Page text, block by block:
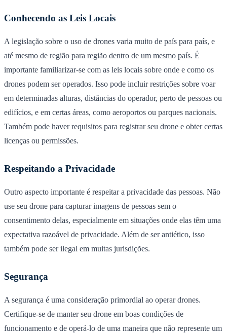
Conhecendo as Leis Locais
A legislação sobre o uso de drones varia muito de país para país, e
até mesmo de região para região dentro de um mesmo país. É
importante familiarizar-se com as leis locais sobre onde e como os
drones podem ser operados. Isso pode incluir restrições sobre voar
em determinadas alturas, distâncias do operador, perto de pessoas ou
edifícios, e em certas áreas, como aeroportos ou parques nacionais.
Também pode haver requisitos para registrar seu drone e obter certas
licenças ou permissões.
Respeitando a Privacidade
Outro aspecto importante é respeitar a privacidade das pessoas. Não
use seu drone para capturar imagens de pessoas sem o
consentimento delas, especialmente em situações onde elas têm uma
expectativa razoável de privacidade. Além de ser antiético, isso
também pode ser ilegal em muitas jurisdições.
Segurança
A segurança é uma consideração primordial ao operar drones.
Certifique-se de manter seu drone em boas condições de
funcionamento e de operá-lo de uma maneira que não represente um